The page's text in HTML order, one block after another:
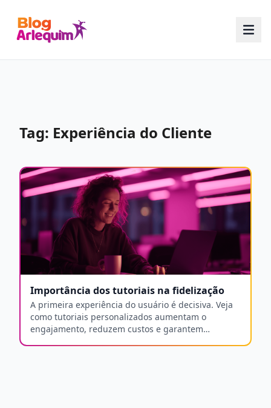
Tag: Experiência do Cliente
Importância dos tutoriais na fidelização
A primeira experiência do usuário é decisiva. Veja
como tutoriais personalizados aumentam o
engajamento, reduzem custos e garantem